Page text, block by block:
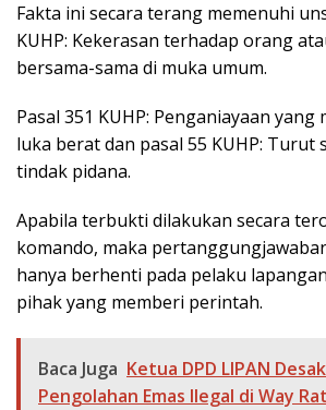
Fakta ini secara terang memenuhi
KUHP: Kekerasan terhadap orang
bersama-sama di muka umum.
Pasal 351 KUHP: Penganiayaan
luka berat dan pasal 55 KUHP: Turut
tindak pidana.
Apabila terbukti dilakukan secara
komando, maka
hanya berhenti pada pelaku
pihak yang memberi perintah.
Baca Juga Ketua DPD LIPAN
Pengolahan Emas Ilegal di Way